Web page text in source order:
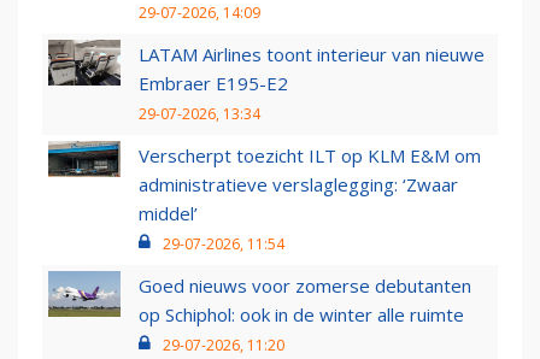
29-07-2026, 14:09
LATAM Airlines toont interieur van nieuwe
Embraer E195-E2
29-07-2026, 13:34
Verscherpt toezicht ILT op KLM E&M om
administratieve verslaglegging: ‘Zwaar
middel’
29-07-2026, 11:54
Goed nieuws voor zomerse debutanten
op Schiphol: ook in de winter alle ruimte
29-07-2026, 11:20